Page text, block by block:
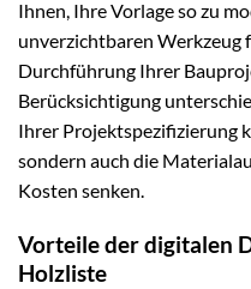
Ihnen, Ihre Vorlage so zu
unverzichtbaren Werkzeug
Durchführung Ihrer
Berücksichtigung
Ihrer Projektspezifizierung
sondern auch die
Kosten senken.
Vorteile der digitalen
Holzliste